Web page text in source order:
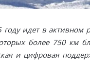
году идет в
более 750 км
и цифровая